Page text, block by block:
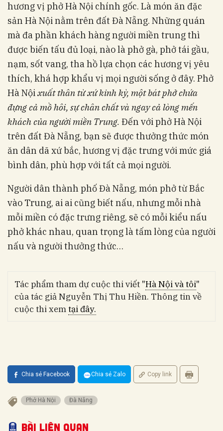
hương vị phở Hà Nội chính gốc. Là món ăn đặc
sản Hà Nội nằm trên đất Đà Nẵng. Những quán
mà đa phần khách hàng người miền trung thì
được biến tấu đủ loại, nào là phở gà, phở tái gầu,
nạm, sốt vang, tha hồ lựa chọn các hương vị yêu
thích, khá hợp khẩu vị mọi người sống ở đây. Phở
Hà Nộixuất thân từ xứ kinh kỳ, một bát phở chứa
đựng cả mồ hôi, sự chân chất và ngay cả lòng mến
khách của người miền Trung. Đến với phở Hà Nội
trên đất Đà Nẵng, bạn sẽ được thưởng thức món
ăn dân dã xứ bắc, hương vị đặc trưng với mức giá
bình dân, phù hợp với tất cả mọi người.
Người dân thành phố Đà Nẵng, món phở từ Bắc
vào Trung, ai ai cũng biết nấu, nhưng mỗi nhà
mỗi miền có đặc trưng riêng, sẽ có mỗi kiểu nấu
phở khác nhau, quan trọng là tấm lòng của người
nấu và người thưởng thức…
Tác phẩm tham dự cuộc thi viết "Hà Nội và tôi"
của tác giả Nguyễn Thị Thu Hiền. Thông tin về
cuộc thi xemtại đây.
Chia sẻ Facebook Chia sẻ Zalo Copy link
Phở Hà Nội Đà Nẵng
Bài liên quan